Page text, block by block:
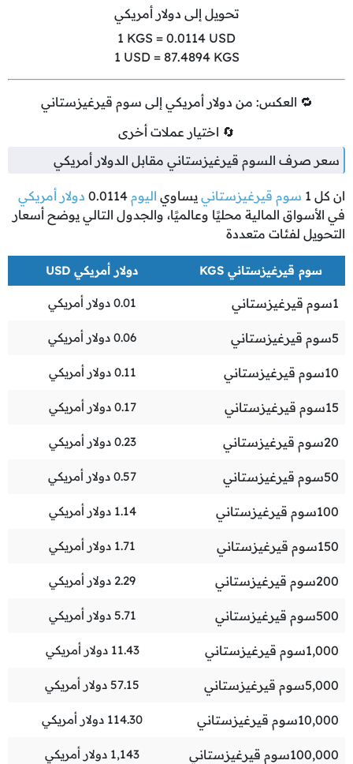
تحويل إلى دولار أمريكي
1 KGS = 0.0114 USD
1 USD = 87.4894KGS
🔁 العكس: من دولار أمريكي إلى سوم قيرغيزستاني
🔄 اختيار عملات أخرى
سعر صرف السوم قيرغيزستاني مقابل الدولار أمريكي
ان كل 1 سوم قيرغيزستاني يساوي اليوم 0.0114 دولار أمريكي
في الأسواق المالية محليًا وعالميًا، والجدول التالي يوضح أسعار
التحويل لفئات متعددة
سوم قيرغيزستاني KGS دولار أمريكي USD
1سوم قيرغيزستاني 0.01 دولار أمريكي
5سوم قيرغيزستاني 0.06 دولار أمريكي
10سوم قيرغيزستاني 0.11 دولار أمريكي
15سوم قيرغيزستاني 0.17 دولار أمريكي
20سوم قيرغيزستاني 0.23 دولار أمريكي
50سوم قيرغيزستاني 0.57 دولار أمريكي
100سوم قيرغيزستاني 1.14 دولار أمريكي
150سوم قيرغيزستاني 1.71 دولار أمريكي
200سوم قيرغيزستاني 2.29 دولار أمريكي
500سوم قيرغيزستاني 5.71 دولار أمريكي
1,000سوم قيرغيزستاني 11.43 دولار أمريكي
5,000سوم قيرغيزستاني 57.15 دولار أمريكي
10,000سوم قيرغيزستاني 114.30 دولار أمريكي
100,000سوم قيرغيزستاني 1,143 دولار أمريكي